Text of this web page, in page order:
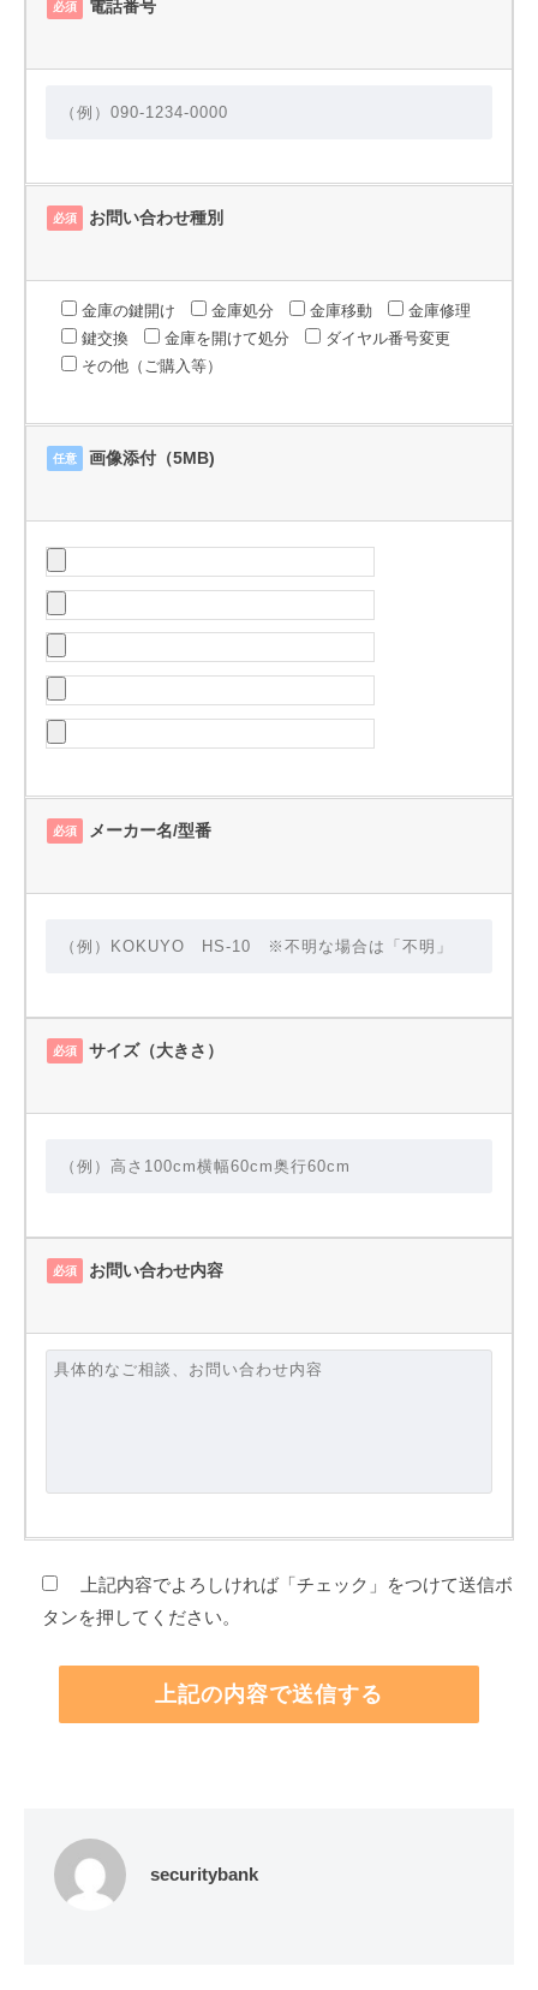
必須 電話番号
必須 お問い合わせ種別
金庫の鍵開け 金庫処分 金庫移動
金庫修理
鍵交換
金庫を開けて処分
ダイヤル番号変更
その他（ご購入等）
任意 画像添付（5MB)
必須 メーカー名/型番
必須 サイズ（大きさ）
必須 お問い合わせ内容
上記内容でよろしければ「チェック」をつけて送信ボ
タンを押してください。
securitybank